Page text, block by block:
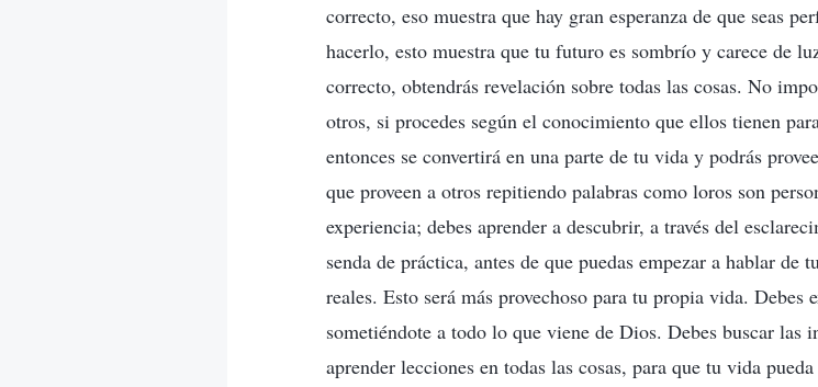
correcto, eso muestra que hay gran esperanza de que seas
hacerlo, esto muestra que tu futuro es sombrío y carece de
correcto, obtendrás revelación sobre todas las cosas. No
otros, si procedes según el conocimiento que ellos tienen
entonces se convertirá en una parte de tu vida y podrás
que proveen a otros repitiendo palabras como loros son
experiencia; debes aprender a descubrir, a través del
senda de práctica, antes de que puedas empezar a hablar
reales. Esto será más provechoso para tu propia vida. Debes
sometiéndote a todo lo que viene de Dios. Debes buscar las
aprender lecciones en todas las cosas, para que tu vida